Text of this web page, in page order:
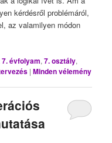
kérdésről problémáról,
az valamilyen módon
7. évfolyam,7. osztály,
|Minden vélemény